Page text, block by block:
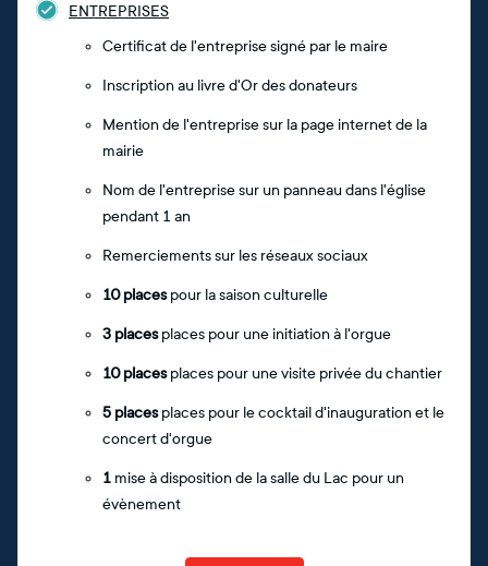
ENTREPRISES
Certificat de l'entreprise signé par le maire
Inscription au livre d'Or des donateurs
Mention de l'entreprise sur la page internet de la
mairie
Nom de l'entreprise sur un panneau dans l'église
pendant 1 an
Remerciements sur les réseaux sociaux
10 placespour la saison culturelle
3 placesplaces pour une initiation à l'orgue
10 placesplaces pour une visite privée du chantier
5 placesplaces pour le cocktail d'inauguration et le
concert d'orgue
1 mise à disposition de la salle du Lac pour un
évènement